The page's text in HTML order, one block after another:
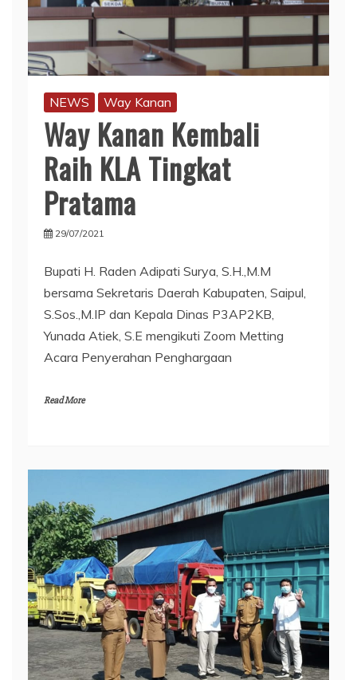
NEWS Way Kanan
Way Kanan Kembali
Raih KLA Tingkat
Pratama
29/07/2021
Bupati H. Raden Adipati Surya, S.H.,M.M
bersama Sekretaris Daerah Kabupaten, Saipul,
S.Sos.,M.IP dan Kepala Dinas P3AP2KB,
Yunada Atiek, S.E mengikuti Zoom Metting
Acara Penyerahan Penghargaan
Read More